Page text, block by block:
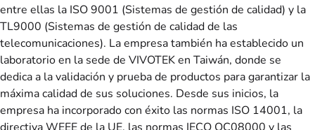
entre ellas la ISO 9001 (Sistemas de gestión de calidad) y la
TL9000 (Sistemas de gestión de calidad de las
telecomunicaciones). La empresa también ha establecido un
laboratorio en la sede de VIVOTEK en Taiwán, donde se
dedica a la validación y prueba de productos para garantizar la
máxima calidad de sus soluciones. Desde sus inicios, la
empresa ha incorporado con éxito las normas ISO 14001, la
directiva WEEE de la UE, las normas IECQ QC08000 y las